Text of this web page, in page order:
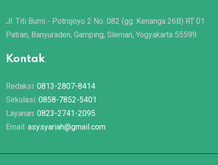
Jl. Titi Bumi - Potrojoyo 2 No. 082 (gg. Kenanga 26B) RT 01
Patran, Banyuraden, Gamping, Sleman, Yogyakarta 55599
Kontak
Redaksi: 0813-2807-8414
Sirkulasi: 0858-7852-5401
Layanan: 0823-2741-2095
Email: asysyariah@gmail.com